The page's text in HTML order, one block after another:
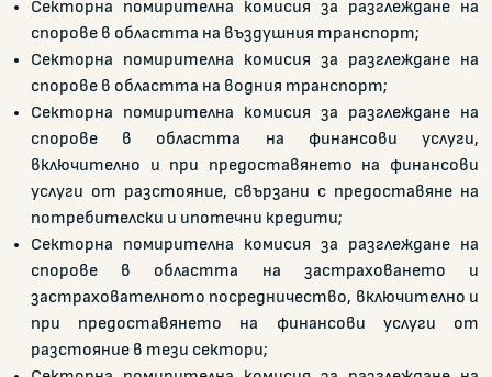
Секторна помирителна комисия за разглеждане на
спорове в областта на въздушния транспорт;
Секторна помирителна комисия за разглеждане на
спорове в областта на водния транспорт;
Секторна помирителна комисия за разглеждане на
спорове в областта на финансови услуги,
включително и при предоставянето на финансови
услуги от разстояние, свързани с предоставяне на
потребителски и ипотечни кредити;
Секторна помирителна комисия за разглеждане на
спорове в областта на застраховането и
застрахователното посредничество, включително и
при предоставянето на финансови услуги от
разстояние в тези сектори;